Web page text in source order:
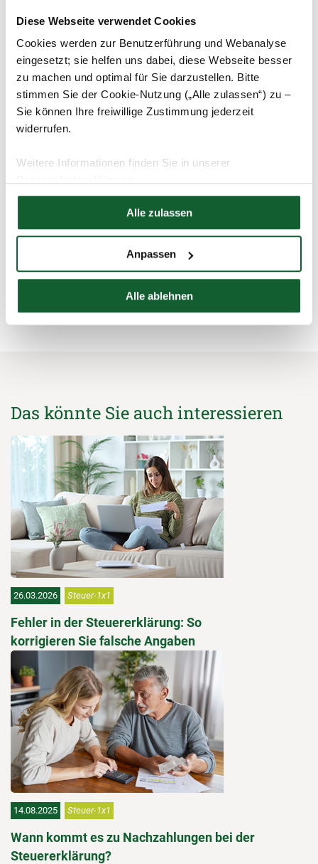
Diese Webseite verwendet Cookies
Cookies werden zur Benutzerführung und Webanalyse
eingesetzt; sie helfen uns dabei, diese Webseite besser
zu machen und optimal für Sie darzustellen. Bitte
stimmen Sie der Cookie-Nutzung („Alle zulassen“) zu –
Sie können Ihre freiwillige Zustimmung jederzeit
widerrufen.
Weitere Informationen finden Sie in unserer
Hier finden Sie unserImpressum
Alle zulassen
Anpassen
Alle ablehnen
Tipp:
Sie sind erklärungspflichtig und wurden vom
Finanzamt erstmals zur Abgabe einer
Steuererklärung aufgefordert? Wenn Sie bisher –
zum Beispiel als Rentner – davon ausgehen konnten,
profitieren Sie von einer sogenannten
Das könnte Sie auch interessieren
26.03.2026 Steuer-1x1
Fehler in der Steuererklärung: So
korrigieren Sie falsche Angaben
14.08.2025 Steuer-1x1
Wann kommt es zu Nachzahlungen bei der
Steuererklärung?